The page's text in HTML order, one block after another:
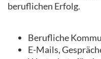
beruflichen Erfolg.
Berufliche
E-Mails,